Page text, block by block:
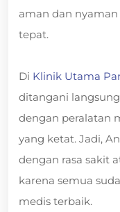
aman dan
tepat.
Di Klinik Utama
ditangani
dengan peralatan
yang ketat. Jadi,
dengan rasa sakit
karena semua
medis terbaik.